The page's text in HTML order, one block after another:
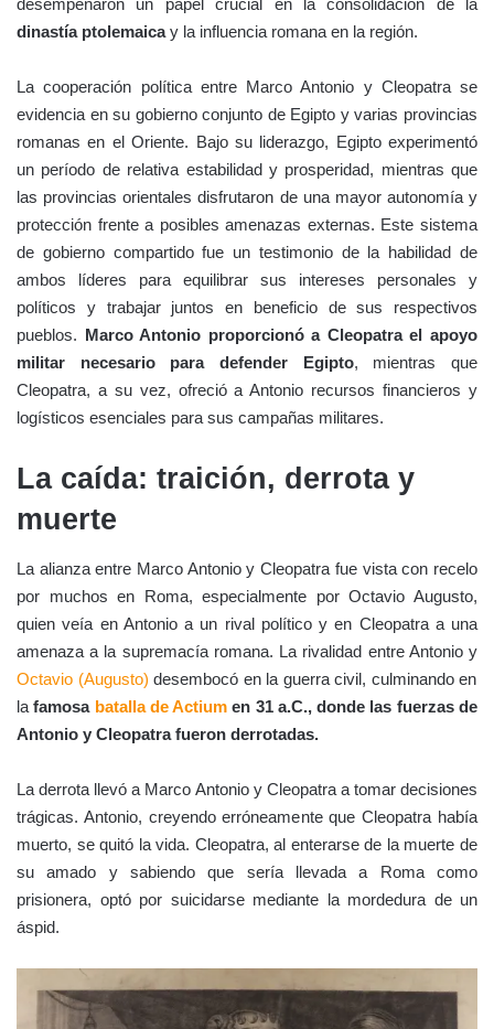
dinastía ptolemaicay la influencia romana en la región.
La cooperación política entre Marco Antonio y Cleopatra se
evidencia en su gobierno conjunto de Egipto y varias provincias
romanas en el Oriente. Bajo su liderazgo, Egipto experimentó
un período de relativa estabilidad y prosperidad, mientras que
las provincias orientales disfrutaron de una mayor autonomía y
protección frente a posibles amenazas externas. Este sistema
de gobierno compartido fue un testimonio de la habilidad de
ambos líderes para equilibrar sus intereses personales y
políticos y trabajar juntos en beneficio de sus respectivos
pueblos. Marco Antonio proporcionó a Cleopatra el apoyo
militar necesario para defender Egipto, mientras que
Cleopatra, a su vez, ofreció a Antonio recursos financieros y
logísticos esenciales para sus campañas militares.
La caída: traición, derrota y
muerte
La alianza entre Marco Antonio y Cleopatra fue vista con recelo
por muchos en Roma, especialmente por Octavio Augusto,
quien veía en Antonio a un rival político y en Cleopatra a una
amenaza a la supremacía romana. La rivalidad entre Antonio y
Octavio (Augusto)desembocó en la guerra civil, culminando en
lafamosa batalla de Actium en 31 a.C., donde las fuerzas de
Antonio y Cleopatra fueron derrotadas.
La derrota llevó a Marco Antonio y Cleopatra a tomar decisiones
trágicas. Antonio, creyendo erróneamente que Cleopatra había
muerto, se quitó la vida. Cleopatra, al enterarse de la muerte de
su amado y sabiendo que sería llevada a Roma como
prisionera, optó por suicidarse mediante la mordedura de un
áspid.